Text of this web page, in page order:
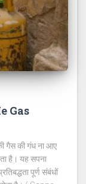
Gas
गैस की गंध ना आए
है। यह सपना
पूर्ण संबंधों